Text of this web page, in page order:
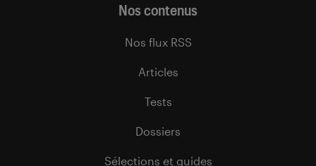
Nos contenus
Nos flux RSS
Articles
Tests
Dossiers
Sélections et guides